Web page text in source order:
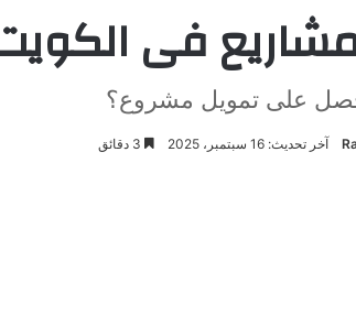
فى الكويت
على تمويل مشروع؟
آخر تحديث: 16 سبتمبر، 2025